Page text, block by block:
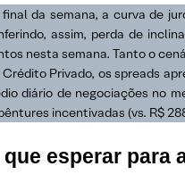
da semana, a curva de
assim, perda de
nesta semana. Tanto o
Crédito Privado, os spreads
diário de negociações no
incentivadas (vs. R$
que esperar para